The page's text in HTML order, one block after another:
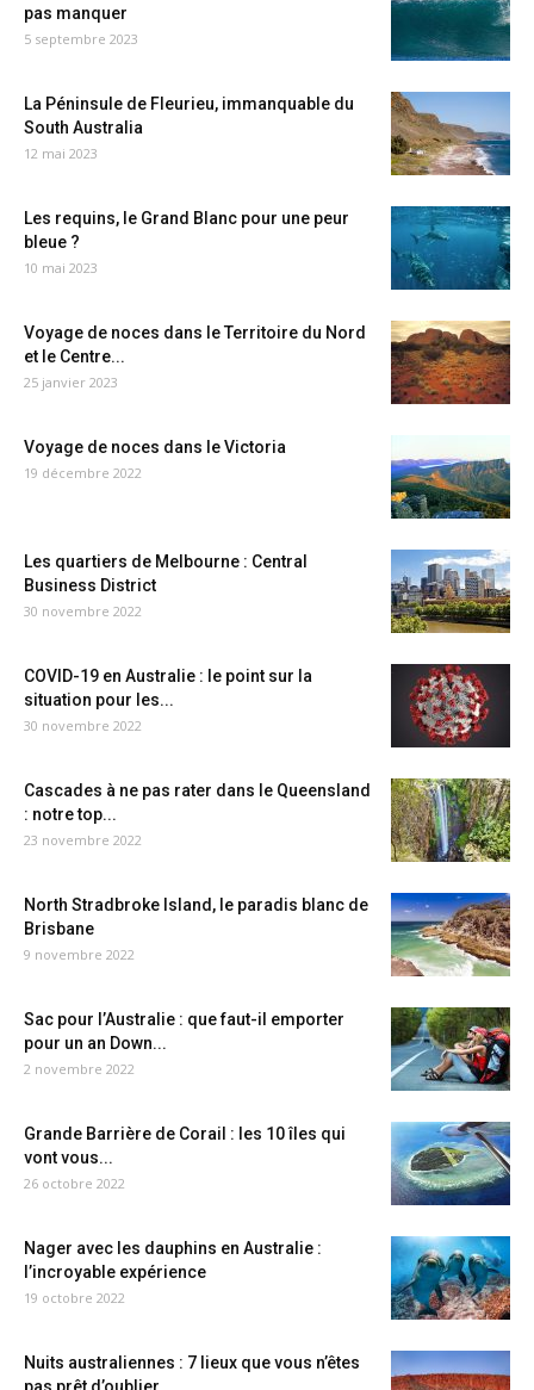
pas manquer
5 septembre 2023
La Péninsule de Fleurieu, immanquable du
South Australia
12 mai 2023
Les requins, le Grand Blanc pour une peur
bleue ?
10 mai 2023
Voyage de noces dans le Territoire du Nord
et le Centre...
25 janvier 2023
Voyage de noces dans le Victoria
19 décembre 2022
Les quartiers de Melbourne : Central
Business District
30 novembre 2022
COVID-19 en Australie : le point sur la
situation pour les...
30 novembre 2022
Cascades à ne pas rater dans le Queensland
: notre top...
23 novembre 2022
North Stradbroke Island, le paradis blanc de
Brisbane
9 novembre 2022
Sac pour l’Australie : que faut-il emporter
pour un an Down...
2 novembre 2022
Grande Barrière de Corail : les 10 îles qui
vont vous...
26 octobre 2022
Nager avec les dauphins en Australie :
l’incroyable expérience
19 octobre 2022
Nuits australiennes : 7 lieux que vous n’êtes